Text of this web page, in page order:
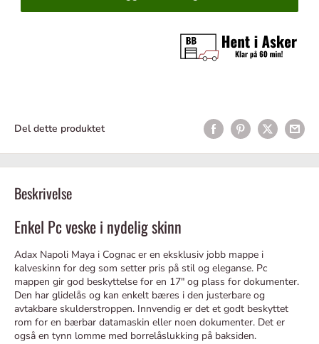
Del dette produktet
Beskrivelse
Enkel Pc veske i nydelig skinn
Adax Napoli Maya i Cognac er en eksklusiv jobb mappe i
kalveskinn for deg som setter pris på stil og eleganse. Pc
mappen gir god beskyttelse for en 17" og plass for dokumenter.
Den har glidelås og kan enkelt bæres i den justerbare og
avtakbare skulderstroppen. Innvendig er det et godt beskyttet
rom for en bærbar datamaskin eller noen dokumenter. Det er
også en tynn lomme med borrelåslukking på baksiden.